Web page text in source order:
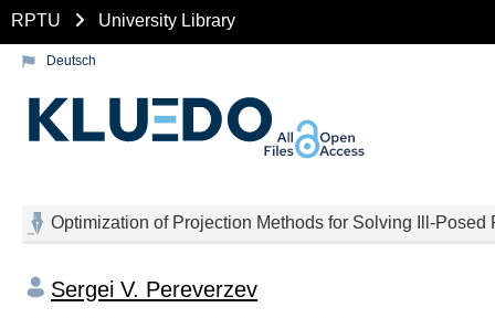
RPTU University Library
Deutsch
Optimization of Projection Methods for Solving Ill-Posed
Sergei V. Pereverzev